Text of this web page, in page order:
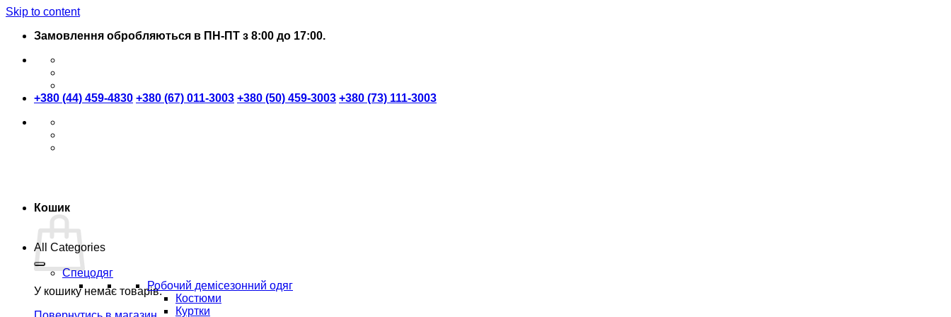
Skip to content
Замовлення обробляються в ПН-ПТ з 8:00 до 17:00.
+380 (44) 459-4830 +380 (67) 011-3003 +380 (50) 459-3003 +380 (73) 111-3003
Кошик
У кошику немає товарів.
All Categories
Спецодяг
Робочий демісезонний одяг
Костюми
Куртки